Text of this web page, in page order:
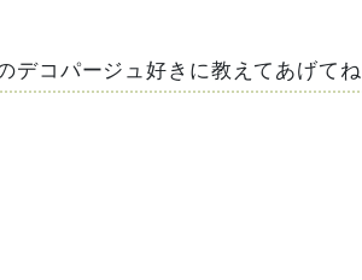
デコパージュ好きに教えてあげてね